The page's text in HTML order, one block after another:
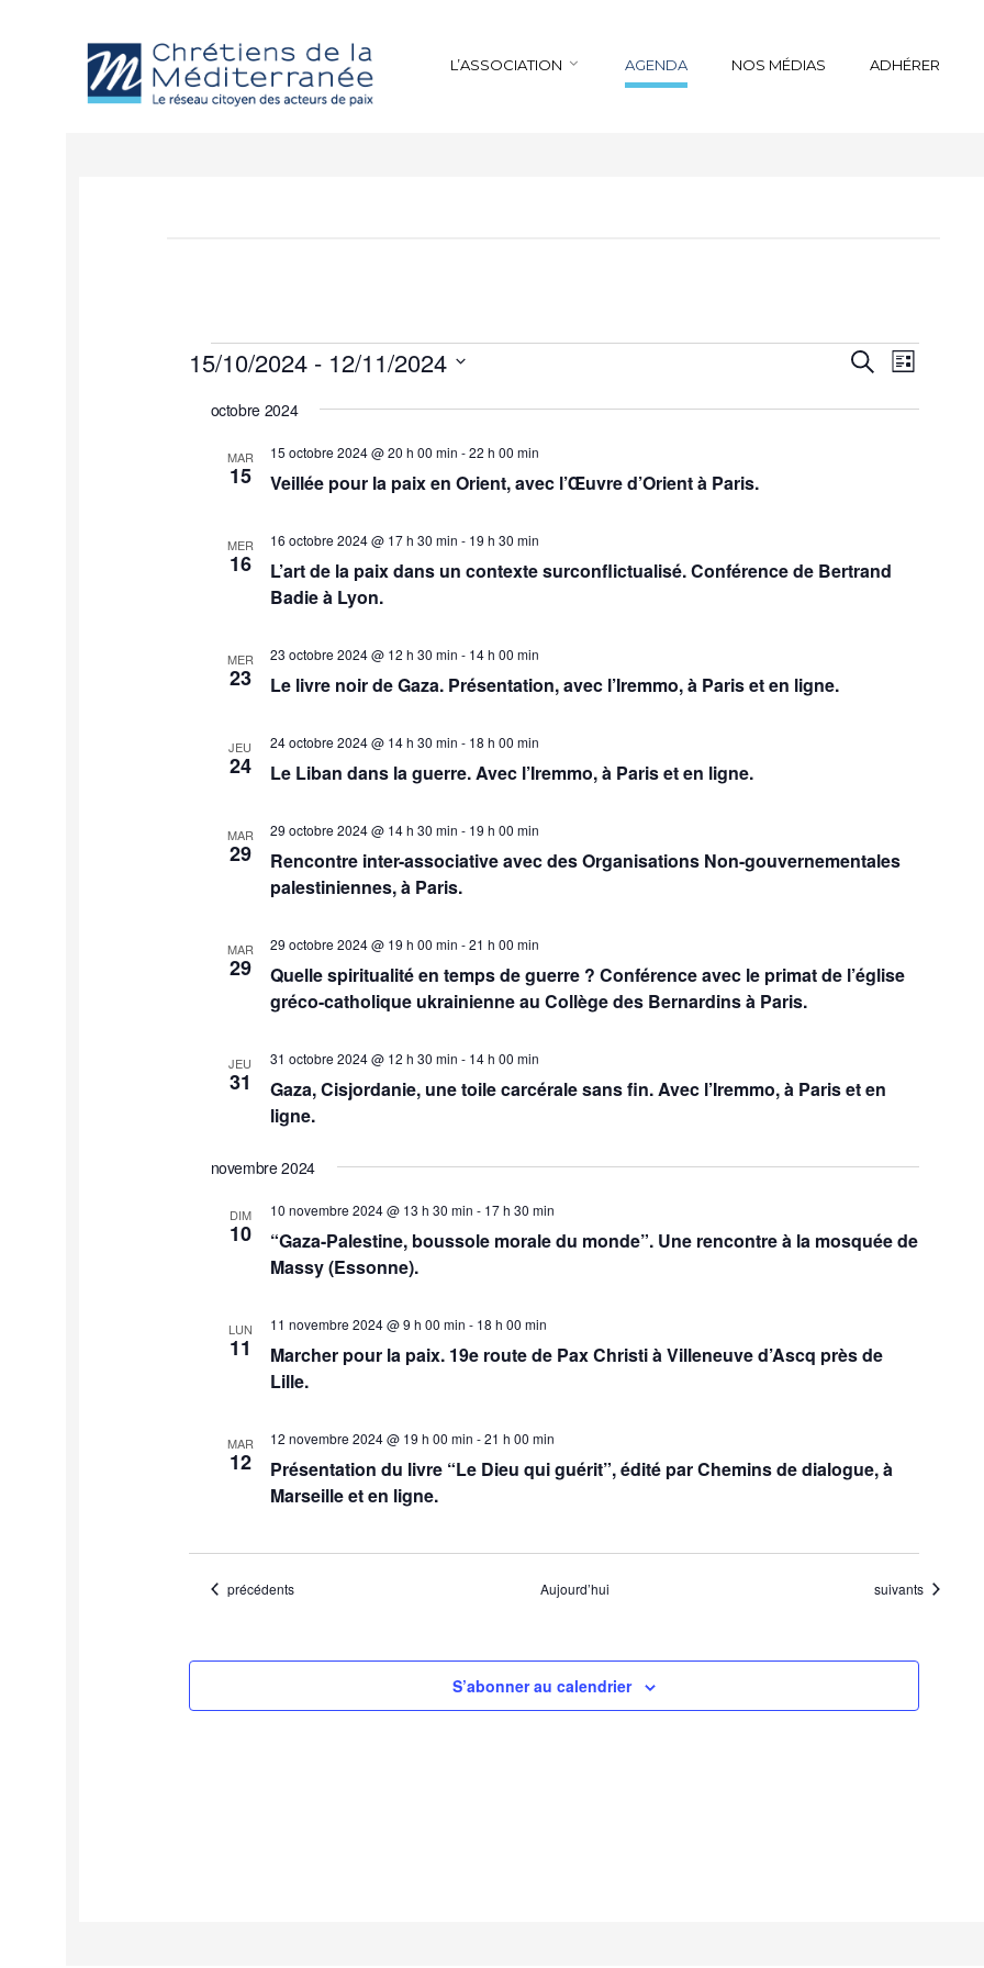
L’ASSOCIATION AGENDA NOS MÉDIAS ADHÉRER
Recherche
navigation
RechercheNavigation
de
Liste
15/10/2024 - 12/11/2024
uneoctobre 2024
MAR
15 Veillée pour la paix en Orient, avec l’Œuvre d’Orient à Paris.
15 octobre 2024 @ 20 h 00 min -22 h 00 min
MER
16
L’art de la paix dans un contexte surconflictualisé. Conférence de Bertrand
Badie à Lyon.
16 octobre 2024 @ 17 h 30 min - 19 h 30 min
MER
23 Le livre noir de Gaza. Présentation, avec l’Iremmo, à Paris et en ligne.
23 octobre 2024 @ 12 h 30 min - 14 h 00 min
JEU
24 Le Liban dans la guerre. Avec l’Iremmo, à Paris et en ligne.
24 octobre 2024 @ 14 h 30 min - 18 h 00 min
MAR
29
Rencontre inter-associative avec des Organisations Non-gouvernementales
palestiniennes, à Paris.
29 octobre 2024 @ 14 h 30 min - 19 h 00 min
MAR
29
Quelle spiritualité en temps de guerre ? Conférence avec le primat de l’église
gréco-catholique ukrainienne au Collège des Bernardins à Paris.
29 octobre 2024 @ 19 h 00 min -21 h 00 min
JEU
31
Gaza, Cisjordanie, une toile carcérale sans fin. Avec l’Iremmo, à Paris et en
ligne.
31 octobre 2024 @ 12 h 30 min - 14 h 00 min
novembre 2024
DIM
10
“Gaza-Palestine, boussole morale du monde”. Une rencontre à la mosquée de
Massy (Essonne).
10 novembre 2024 @ 13 h 30 min - 17 h 30 min
LUN
11
Marcher pour la paix. 19e route de Pax Christi à Villeneuve d’Ascq près de
Lille.
11 novembre 2024 @ 9 h 00 min - 18 h 00 min
MAR
12
Présentation du livre “Le Dieu qui guérit”, édité par Chemins de dialogue, à
Marseille et en ligne.
12 novembre 2024 @ 19 h 00 min -21 h 00 min
Évènements
précédents Aujourd’hui Évènements
suivants
S’abonner au calendrier